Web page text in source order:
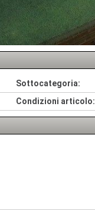
Sottocategoria:
Condizioni articolo: